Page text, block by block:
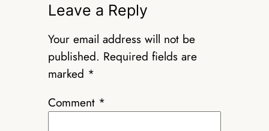
Leave a Reply
Your email address will not be
published. Required fields are
marked *
Comment *